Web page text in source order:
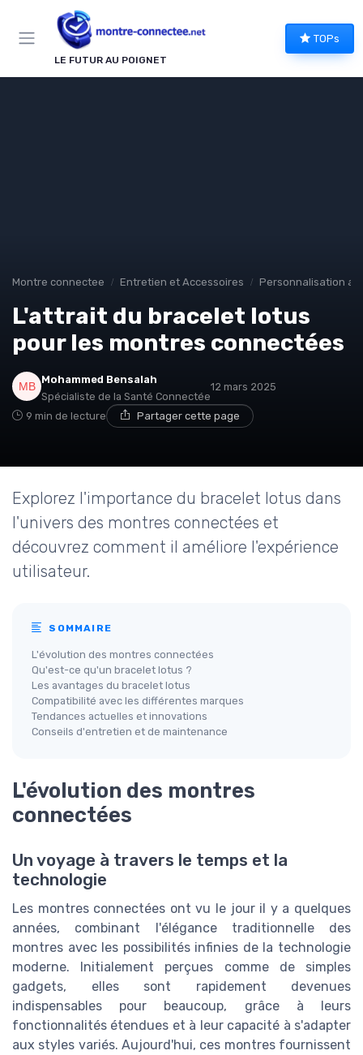
LE FUTUR AU POIGNET
TOPs
Montre connectee Entretien et Accessoires Personnalisation
L'attrait du bracelet lotus
pour les montres connectées
Mohammed Bensalah
Spécialiste de la Santé Connectée
12 mars 2025
9 min de lecture Partager cette page
Explorez l'importance du bracelet lotus dans
l'univers des montres connectées et
découvrez comment il améliore l'expérience
utilisateur.
SOMMAIRE
L'évolution des montres connectées
Qu'est-ce qu'un bracelet lotus ?
Les avantages du bracelet lotus
Compatibilité avec les différentes marques
Tendances actuelles et innovations
Conseils d'entretien et de maintenance
L'évolution des montres
connectées
Un voyage à travers le temps et la
technologie
Les montres connectées ont vu le jour il y a quelques
années, combinant l'élégance traditionnelle des
montres avec les possibilités infinies de la technologie
moderne. Initialement perçues comme de simples
gadgets, elles sont rapidement devenues
indispensables pour beaucoup, grâce à leurs
fonctionnalités étendues et à leur capacité à s'adapter
aux styles variés. Aujourd'hui, ces montres fournissent
Panneau de gestion des cookies